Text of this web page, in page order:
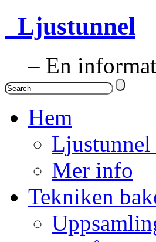
Ljustunnel
– En
Hem
Mer info
Tekniken